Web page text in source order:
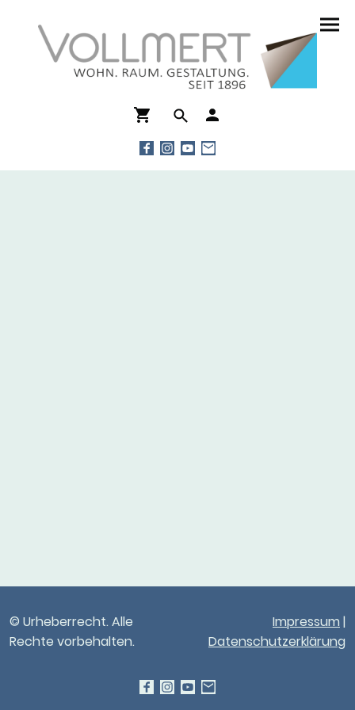
© Urheberrecht. Alle
Rechte vorbehalten.
Impressum |
Datenschutzerklärung